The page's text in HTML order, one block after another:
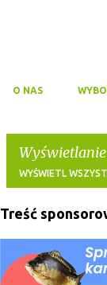
O NAS
Wyświetlanie
WYŚWIETL
s
Treść